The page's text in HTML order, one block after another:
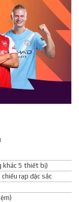
khác 5 thiết bị)
rạp đặc sắc